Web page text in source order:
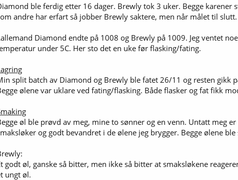
ble ferdig etter 16 dager. Brewly tok 3 uker. Begge
andre har erfart så jobber Brewly saktere, men når målet til slutt.
Diamond endte på 1008 og Brewly på 1009. Jeg ventet
under 5C. Her sto det en uke før flasking/fating.
split batch av Diamond og Brewly ble fatet 26/11 og resten gikk
ølene var uklare ved fating/flasking. Både flasker og fat fikk
øl ble prøvd av meg, mine to sønner og en venn. Untatt meg
og godt bevandret i de ølene jeg brygger. Begge ølene
godt øl, ganske så bitter, men ikke så bitter at smaksløkene
ungt øl.